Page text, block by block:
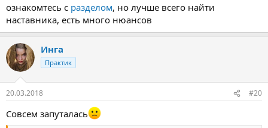
ознакомтесь с разделом, но лучше всего найти
наставника, есть много нюансов
Инга
Практик
20.03.2018 #20
Совсем запуталась